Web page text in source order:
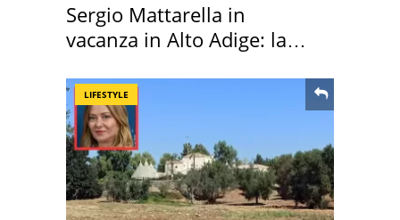
Sergio Mattarella in
vacanza in Alto Adige: la
LIFESTYLE